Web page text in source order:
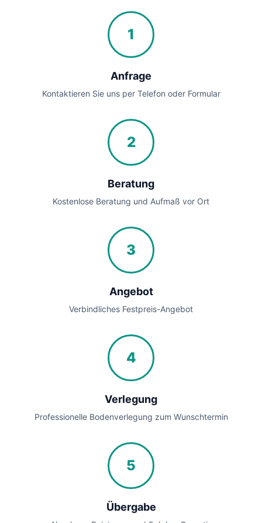
1
Anfrage
Kontaktieren Sie uns per Telefon oder Formular
2
Beratung
Kostenlose Beratung und Aufmaß vor Ort
3
Angebot
Verbindliches Festpreis-Angebot
4
Verlegung
Professionelle Bodenverlegung zum Wunschtermin
5
Übergabe